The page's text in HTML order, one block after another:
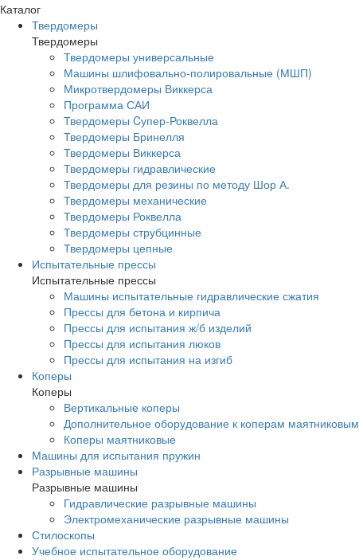
Каталог
Твердомеры
Твердомеры
Твердомеры универсальные
Машины шлифовально-полировальные (МШП)
Микротвердомеры Виккерса
Программа САИ
Твердомеры Cупер-Роквелла
Твердомеры Бринелля
Твердомеры Виккерса
Твердомеры гидравлические
Твердомеры для резины по методу Шор А.
Твердомеры механические
Твердомеры Роквелла
Твердомеры струбцинные
Твердомеры цепные
Испытательные прессы
Испытательные прессы
Машины испытательные гидравлические сжатия
Прессы для бетона и кирпича
Прессы для испытания ж/б изделий
Прессы для испытания люков
Прессы для испытания на изгиб
Коперы
Коперы
Вертикальные коперы
Дополнительное оборудование к коперам маятниковым
Коперы маятниковые
Машины для испытания пружин
Разрывные машины
Разрывные машины
Гидравлические разрывные машины
Электромеханические разрывные машины
Стилоскопы
Учебное испытательное оборудование